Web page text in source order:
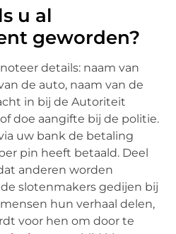
u al
geworden?
details: naam van
de auto, naam van de
in bij de Autoriteit
doe aangifte bij de politie.
uw bank de betaling
pin heeft betaald. Deel
anderen worden
slotenmakers gedijen bij
hun verhaal delen,
voor hen om door te